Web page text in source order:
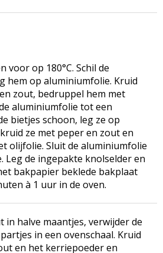
voor op 180°C. Schil de
hem op aluminiumfolie. Kruid
zout, bedruppel hem met
aluminiumfolie tot een
bietjes schoon, leg ze op
ze met peper en zout en
olijfolie. Sluit de aluminiumfolie
Leg de ingepakte knolselder en
bakpapier beklede bakplaat
à 1 uur in de oven.
in halve maantjes, verwijder de
in een ovenschaal. Kruid
en het kerriepoeder en